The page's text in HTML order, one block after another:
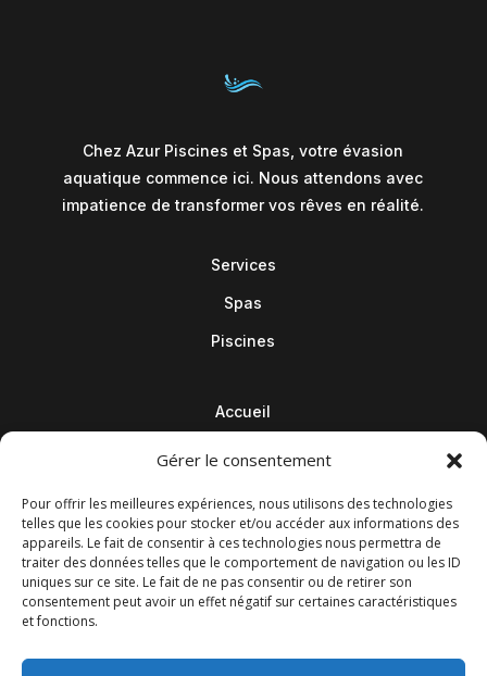
Gérer le consentement
Pour offrir les meilleures expériences, nous utilisons des technologies
telles que les cookies pour stocker et/ou accéder aux informations des
appareils. Le fait de consentir à ces technologies nous permettra de
traiter des données telles que le comportement de navigation ou les ID
uniques sur ce site. Le fait de ne pas consentir ou de retirer son
consentement peut avoir un effet négatif sur certaines caractéristiques
et fonctions.
Chez Azur Piscines et Spas, votre évasion
aquatique commence ici. Nous attendons avec
impatience de transformer vos rêves en réalité.
Services
Spas
Piscines
Accueil